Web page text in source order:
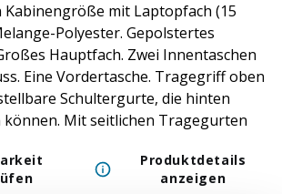
Kabinengröße mit Laptopfach (15
Polyester. Gepolstertes
Hauptfach. Zwei Innentaschen
Eine Vordertasche. Tragegriff oben
Schultergurte, die hinten
Mit seitlichen Tragegurten
Produktdetails
anzeigen